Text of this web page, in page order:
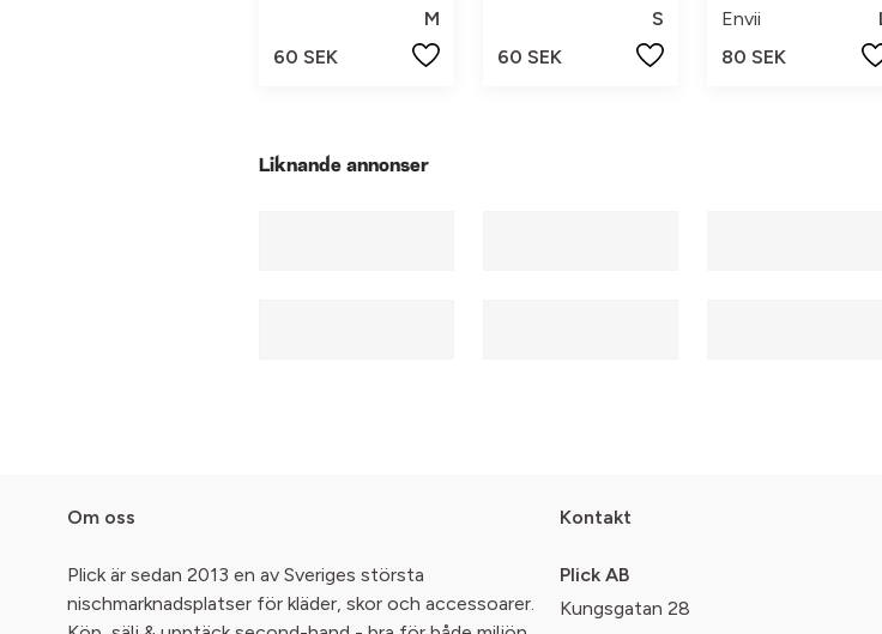
M
60 SEK
S
60 SEK
Envii
80 SEK
Liknande annonser
Om oss
Plick är sedan 2013 en av Sveriges största
nischmarknadsplatser för kläder, skor och accessoarer.
Kontakt
Plick AB
Kungsgatan 28